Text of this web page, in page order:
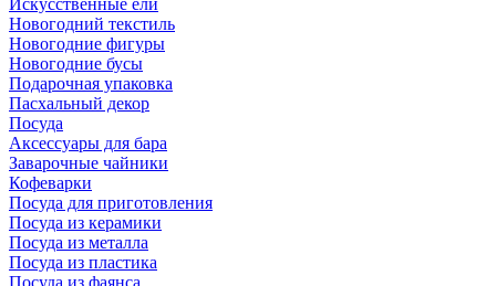
Искусственные ели
Новогодний текстиль
Новогодние фигуры
Новогодние бусы
Подарочная упаковка
Пасхальный декор
Посуда
Аксессуары для бара
Заварочные чайники
Кофеварки
Посуда для приготовления
Посуда из керамики
Посуда из металла
Посуда из пластика
Посуда из фаянса